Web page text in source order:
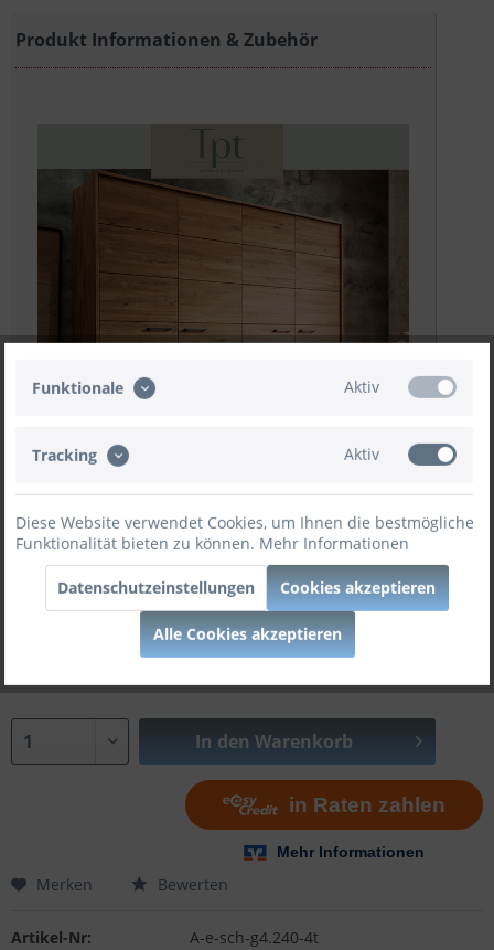
Produkt Informationen & Zubehör
Jetzt konfigurieren
In den Warenkorb
Merken Bewerten
Artikel-Nr:
A-e-sch-g4.240-4t
Funktionale Aktiv
Tracking Aktiv
Diese Website verwendet Cookies, um Ihnen die bestmögliche
Funktionalität bieten zu können. Mehr Informationen
Datenschutzeinstellungen Cookies akzeptieren
Alle Cookies akzeptieren